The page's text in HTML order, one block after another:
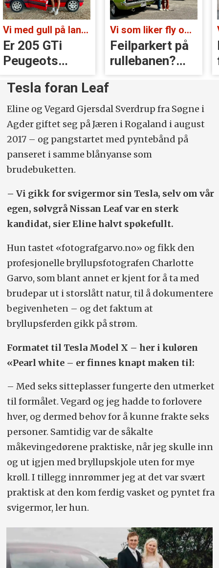
Vi med gull på landsbygda:
Er 205 GTi
Peugeots
beste
øyeblikk?
Vi som liker fly og biler:
Feilparkert på
rullebanen?
Ikke denne
Tesla foran Leaf
Eline og Vegard Gjersdal Sverdrup fra Søgne i
Agder giftet seg på Jæren i Rogaland i august
2017 – og pangstartet med pyntebånd på
panseret i samme blånyanse som
brudebuketten.
– Vi gikk for svigermor sin Tesla, selv om vår
egen, sølvgrå Nissan Leaf var en sterk
kandidat, sier Eline halvt spøkefullt.
Hun tastet «fotografgarvo.no» og fikk den
profesjonelle bryllupsfotografen Charlotte
Garvo, som blant annet er kjent for å ta med
brudepar ut i storslått natur, til å dokumentere
begivenheten – og det faktum at
bryllupsferden gikk på strøm.
Formatet til Tesla Model X – her i kuløren
«Pearl white – er finnes knapt maken til:
– Med seks sitteplasser fungerte den utmerket
til formålet. Vegard og jeg hadde to forlovere
hver, og dermed behov for å kunne frakte seks
personer. Samtidig var de såkalte
måkevingedørene praktiske, når jeg skulle inn
og ut igjen med bryllupskjole uten for mye
krøll. I tillegg innrømmer jeg at det var svært
praktisk at den kom ferdig vasket og pyntet fra
svigermor, ler hun.